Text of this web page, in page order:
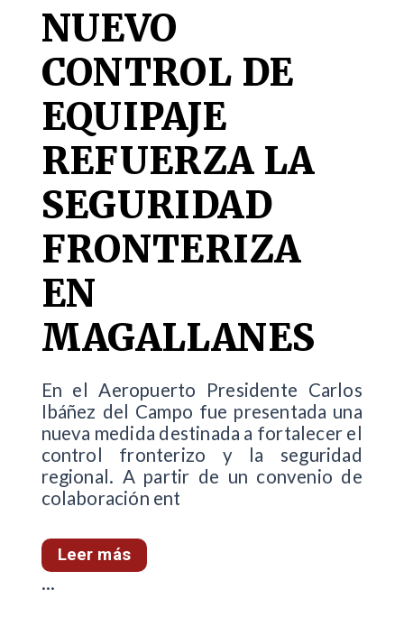
NUEVO
CONTROL DE
EQUIPAJE
REFUERZA LA
SEGURIDAD
FRONTERIZA
EN
MAGALLANES
En el Aeropuerto Presidente Carlos
Ibáñez del Campo fue presentada una
nueva medida destinada a fortalecer el
control fronterizo y la seguridad
regional. A partir de un convenio de
colaboración ent
Leer más
...